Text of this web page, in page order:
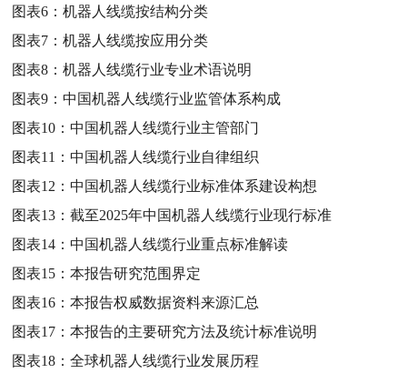
图表6：机器人线缆按结构分类
图表7：机器人线缆按应用分类
图表8：机器人线缆行业专业术语说明
图表9：中国机器人线缆行业监管体系构成
图表10：中国机器人线缆行业主管部门
图表11：中国机器人线缆行业自律组织
图表12：中国机器人线缆行业标准体系建设构想
图表13：截至2025年中国机器人线缆行业现行标准
图表14：中国机器人线缆行业重点标准解读
图表15：本报告研究范围界定
图表16：本报告权威数据资料来源汇总
图表17：本报告的主要研究方法及统计标准说明
图表18：全球机器人线缆行业发展历程